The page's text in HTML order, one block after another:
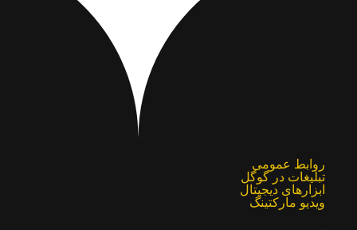
روابط عمومی
تبلیغات در گوگل
ابزارهای دیجیتال
ویدیو مارکتینگ